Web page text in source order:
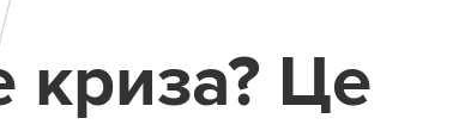
криза? Це